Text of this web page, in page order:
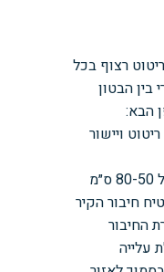
רצוף בכל
בין הבטון
הבא:
ויישור
מילוי היקף הקירות לגובה של 80-50 ס״מ
חיבור הקיר
החיבור
עלייה